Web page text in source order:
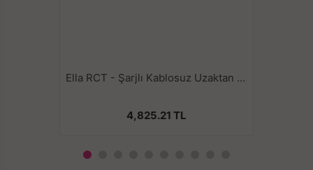
Ella RCT - Şarjlı Kablosuz Uzaktan Kumandalı Klitoris Uyarıcı Külot İçi Giyilebilir Sessiz Vibratör
4,825.21 TL